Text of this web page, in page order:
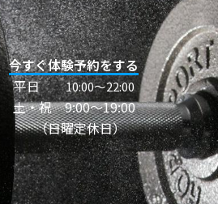
今すぐ体験予約をする
平日10:00〜22:00
土・祝 9:00～19:00
（日曜定休日）